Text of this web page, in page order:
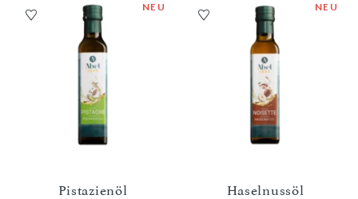
Pistazienöl
NEU
Haselnussöl
NEU